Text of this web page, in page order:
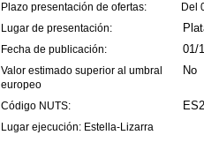
Plazo presentación de ofertas: Del
Lugar de presentación:
Fecha de publicación: 01/
Valor estimado superior al umbral
europeo
No
Código NUTS:
Lugar ejecución: Estella-Lizarra